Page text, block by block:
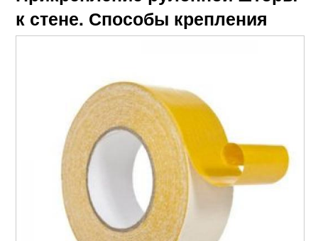
к стене. Способы крепления